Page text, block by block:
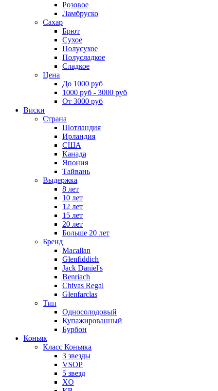
Розовое
Ламбруско
Сахар
Брют
Сухое
Полусухое
Полусладкое
Сладкое
Цена
До 1000 руб
1000 руб - 3000 руб
От 3000 руб
Виски
Страна
Шотландия
Ирландия
США
Канада
Япония
Тайвань
Выдержка
8 лет
10 лет
12 лет
15 лет
20 лет
Больше 20 лет
Бренд
Macallan
Glenfiddich
Jack Daniel's
Benriach
Chivas Regal
Glenfarclas
Тип
Односолодовый
Купажированный
Бурбон
Коньяк
Класс Коньяка
3 звезды
VSOP
5 звезд
XO